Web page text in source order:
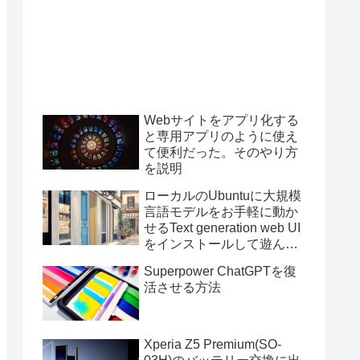
Webサイトをアプリ化する
と専用アプリのように使え
て便利だった。そのやり方
を説明
ローカルのUbuntuに大規模
言語モデルをお手軽に動か
せるText generation web UI
をインストールして遊んで
Superpower ChatGPTを復
活させる方法
Xperia Z5 Premium(SO-